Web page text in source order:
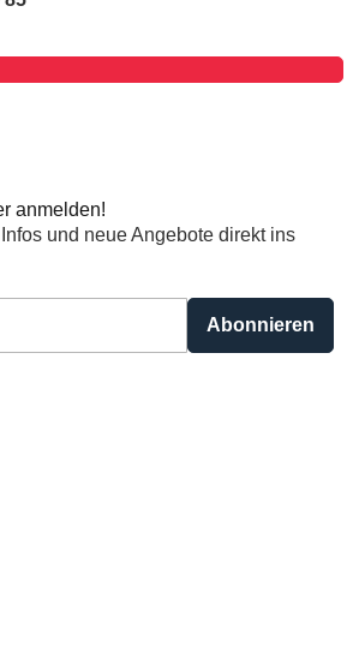
anmelden!
und neue Angebote direkt ins
Abonnieren